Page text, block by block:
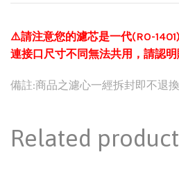
⚠️請注意您的濾芯是一代(RO-
連接口尺寸不同無法共用，請認明
備註:商品之濾心一經拆封即不退換
Related